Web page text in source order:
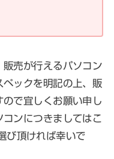
売が行えるパソコン
ックを明記の上、販
で宜しくお願い申し
コンにつきましてはこ
び頂ければ幸いで